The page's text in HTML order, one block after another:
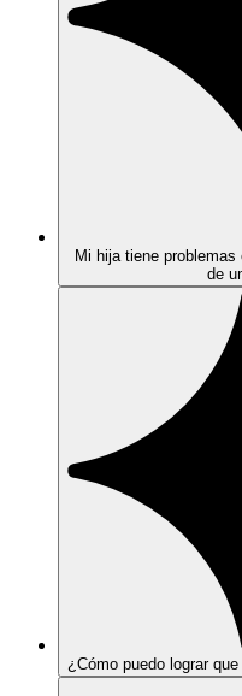
Mi hija tiene
de
¿Cómo puedo lograr